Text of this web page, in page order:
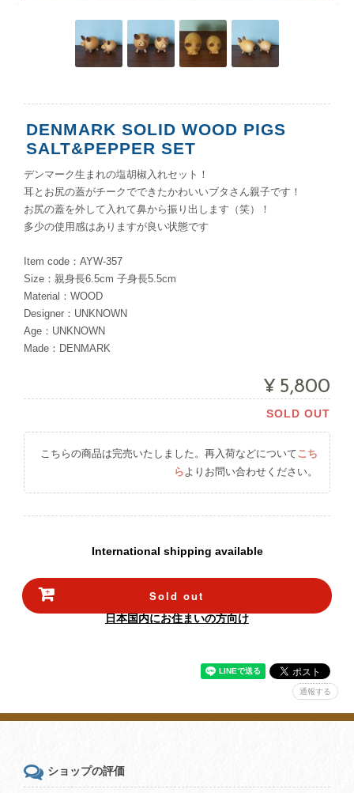
DENMARK SOLID WOOD PIGS
SALT&PEPPER SET
デンマーク生まれの塩胡椒入れセット！
耳とお尻の蓋がチークでできたかわいいブタさん親子です！
お尻の蓋を外して入れて鼻から振り出します（笑）！
多少の使用感はありますが良い状態です
Item code：AYW-357
Size：親身長6.5cm 子身長5.5cm
Material：WOOD
Designer：UNKNOWN
Age：UNKNOWN
Made：DENMARK
¥5,800
SOLD OUT
こちらの商品は完売いたしました。再入荷などについてこち
ら よりお問い合わせください。
International shipping available
Sold out
日本国内にお住まいの方向け
通報する
ショップの評価